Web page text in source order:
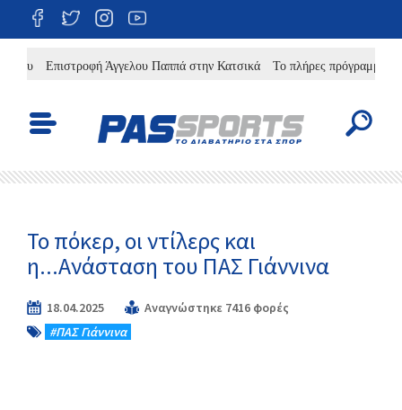
Επιστροφή Άγγελου Παππά στην Κατσικά Το πλήρες πρόγραμμα της
Το πόκερ, οι ντίλερς και
η...Ανάσταση του ΠΑΣ Γιάννινα
18.04.2025
Αναγνώστηκε 7416 φορές
#ΠΑΣ Γιάννινα